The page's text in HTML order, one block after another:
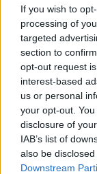
If you wish to
processing of
targeted
section to
opt-out request
interest-based
us or personal
your opt-out.
disclosure of
IAB’s list of
also be
Downstream
στοΌκλαντ
ένα
αυτοκίνητα
τρεις
σοβαρά
Σύμφωνα με
από τους
κρίσιμη